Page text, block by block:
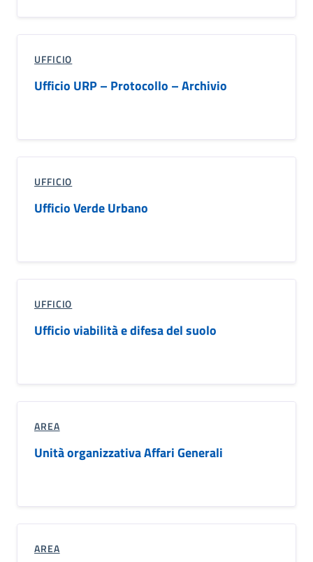
UFFICIO
Ufficio URP – Protocollo – Archivio
UFFICIO
Ufficio Verde Urbano
UFFICIO
Ufficio viabilità e difesa del suolo
AREA
Unità organizzativa Affari Generali
AREA